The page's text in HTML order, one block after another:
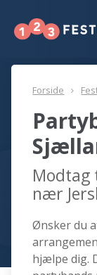
Forside
nær
Ønsker du
hjælpe dig.